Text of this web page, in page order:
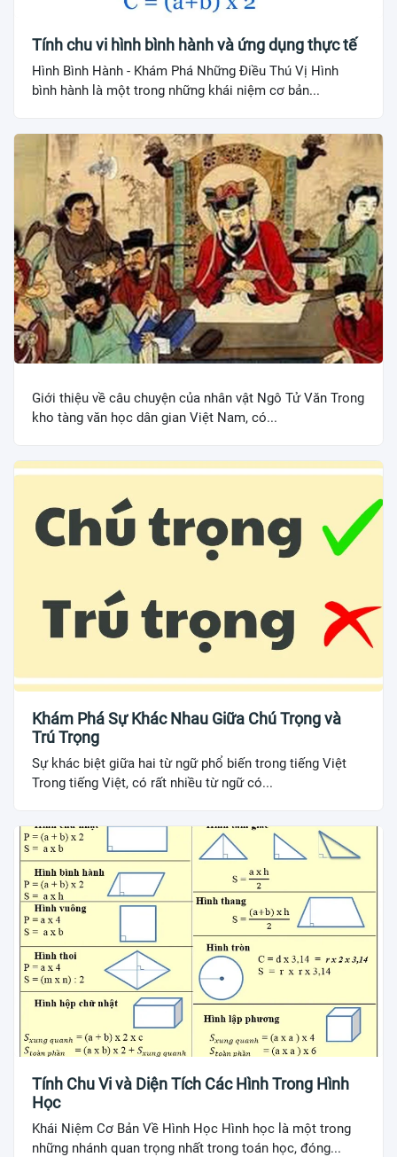
Tính chu vi hình bình hành và ứng dụng thực tế
Hình Bình Hành - Khám Phá Những Điều Thú Vị Hình
bình hành là một trong những khái niệm cơ bản...
Giới thiệu về câu chuyện của nhân vật Ngô Tử Văn Trong
kho tàng văn học dân gian Việt Nam, có...
Khám Phá Sự Khác Nhau Giữa Chú Trọng và
Trú Trọng
Sự khác biệt giữa hai từ ngữ phổ biến trong tiếng Việt
Trong tiếng Việt, có rất nhiều từ ngữ có...
Tính Chu Vi và Diện Tích Các Hình Trong Hình
Học
Khái Niệm Cơ Bản Về Hình Học Hình học là một trong
những nhánh quan trọng nhất trong toán học, đóng...